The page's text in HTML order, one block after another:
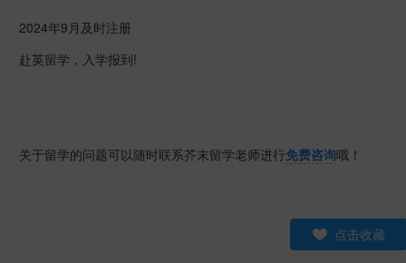
2024年9月及时注册
赴英留学，入学报到!
关于留学的问题可以随时联系芥末留学老师进行免费咨询哦！
点击收藏